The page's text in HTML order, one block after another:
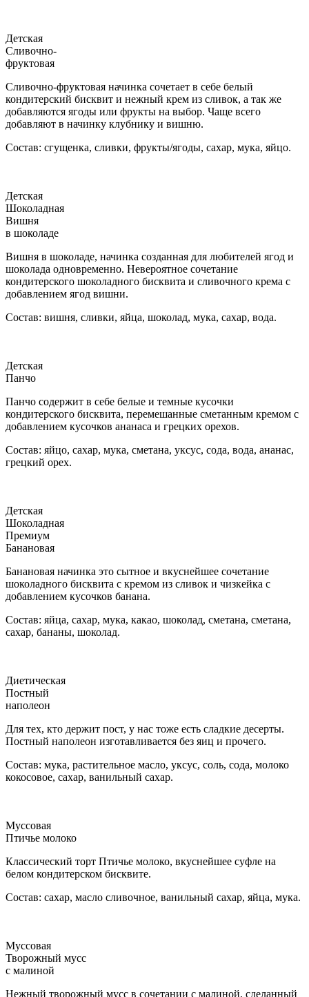
Детская
Сливочно-
фруктовая
Сливочно-фруктовая начинка сочетает в себе белый
кондитерский бисквит и нежный крем из сливок, а так же
добавляются ягоды или фрукты на выбор. Чаще всего
добавляют в начинку клубнику и вишню.
Состав: сгущенка, сливки, фрукты/ягоды, сахар, мука, яйцо.
Детская
Шоколадная
Вишня
в шоколаде
Вишня в шоколаде, начинка созданная для любителей ягод и
шоколада одновременно. Невероятное сочетание
кондитерского шоколадного бисквита и сливочного крема с
добавлением ягод вишни.
Состав: вишня, сливки, яйца, шоколад, мука, сахар, вода.
Детская
Панчо
Панчо содержит в себе белые и темные кусочки
кондитерского бисквита, перемешанные сметанным кремом с
добавлением кусочков ананаса и грецких орехов.
Состав: яйцо, сахар, мука, сметана, уксус, сода, вода, ананас,
грецкий орех.
Детская
Шоколадная
Премиум
Банановая
Банановая начинка это сытное и вкуснейшее сочетание
шоколадного бисквита с кремом из сливок и чизкейка с
добавлением кусочков банана.
Состав: яйца, сахар, мука, какао, шоколад, сметана, сметана,
сахар, бананы, шоколад.
Диетическая
Постный
наполеон
Для тех, кто держит пост, у нас тоже есть сладкие десерты.
Постный наполеон изготавливается без яиц и прочего.
Состав: мука, растительное масло, уксус, соль, сода, молоко
кокосовое, сахар, ванильный сахар.
Муссовая
Птичье молоко
Классический торт Птичье молоко, вкуснейшее суфле на
белом кондитерском бисквите.
Состав: сахар, масло сливочное, ванильный сахар, яйца, мука.
Муссовая
Творожный мусс
с малиной
Нежный творожный мусс в сочетании с малиной, сделанный